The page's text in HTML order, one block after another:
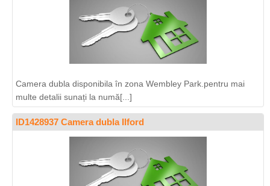
Camera dubla disponibila în zona Wembley Park.pentru mai
multe detalii sunați la numă[...]
ID1428937 Camera dubla Ilford